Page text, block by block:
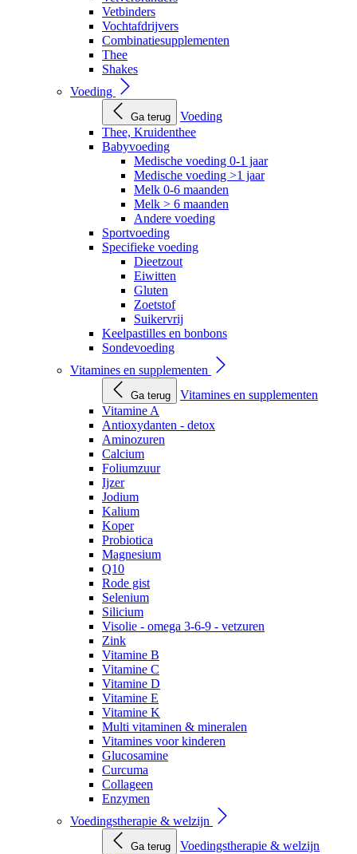
Vetbinders
Vochtafdrijvers
Combinatiesupplementen
Thee
Shakes
Voeding
Ga terug
Voeding
Thee, Kruidenthee
Babyvoeding
Medische voeding 0-1 jaar
Medische voeding >1 jaar
Melk 0-6 maanden
Melk > 6 maanden
Andere voeding
Sportvoeding
Specifieke voeding
Dieetzout
Eiwitten
Gluten
Zoetstof
Suikervrij
Keelpastilles en bonbons
Sondevoeding
Vitamines en supplementen
Ga terug
Vitamines en supplementen
Vitamine A
Antioxydanten - detox
Aminozuren
Calcium
Foliumzuur
Ijzer
Jodium
Kalium
Koper
Probiotica
Magnesium
Q10
Rode gist
Selenium
Silicium
Visolie - omega 3-6-9 - vetzuren
Zink
Vitamine B
Vitamine C
Vitamine D
Vitamine E
Vitamine K
Multi vitaminen & mineralen
Vitamines voor kinderen
Glucosamine
Curcuma
Collageen
Enzymen
Voedingstherapie & welzijn
Ga terug
Voedingstherapie & welzijn